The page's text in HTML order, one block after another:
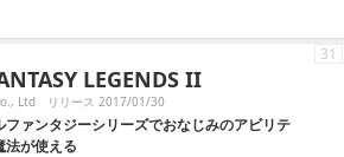
LEGENDS II
Ltd リリース 2017/01/30
ファンタジーシリーズでおなじみのアビリテ
法が使える
31